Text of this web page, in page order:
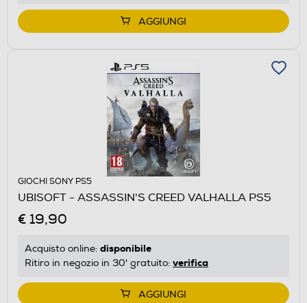
AGGIUNGI
GIOCHI SONY PS5
UBISOFT - ASSASSIN'S CREED VALHALLA PS5
€ 19,90
Acquisto online: disponibile
Ritiro in negozio in 30' gratuito: verifica
AGGIUNGI